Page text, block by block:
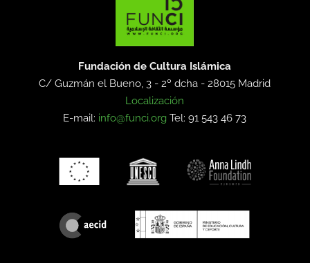
Fundación de Cultura Islámica
C/ Guzmán el Bueno, 3 - 2º dcha -28015 Madrid
Localización
E-mail: info@funci.org Tel: 91 543 46 73